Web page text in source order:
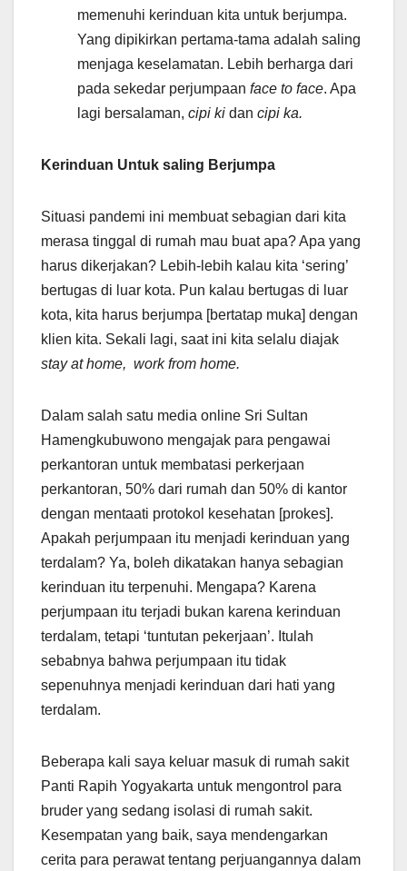
memenuhi kerinduan kita untuk berjumpa.
Yang dipikirkan pertama-tama adalah saling
menjaga keselamatan. Lebih berharga dari
pada sekedar perjumpaan face to face. Apa
lagi bersalaman, cipi ki dan cipi ka.
Kerinduan Untuk saling Berjumpa
Situasi pandemi ini membuat sebagian dari kita
merasa tinggal di rumah mau buat apa? Apa yang
harus dikerjakan? Lebih-lebih kalau kita ‘sering’
bertugas di luar kota. Pun kalau bertugas di luar
kota, kita harus berjumpa [bertatap muka] dengan
klien kita. Sekali lagi, saat ini kita selalu diajak
stay at home, work from home.
Dalam salah satu media online Sri Sultan
Hamengkubuwono mengajak para pengawai
perkantoran untuk membatasi perkerjaan
perkantoran, 50% dari rumah dan 50% di kantor
dengan mentaati protokol kesehatan [prokes].
Apakah perjumpaan itu menjadi kerinduan yang
terdalam? Ya, boleh dikatakan hanya sebagian
kerinduan itu terpenuhi. Mengapa? Karena
perjumpaan itu terjadi bukan karena kerinduan
terdalam, tetapi ‘tuntutan pekerjaan’. Itulah
sebabnya bahwa perjumpaan itu tidak
sepenuhnya menjadi kerinduan dari hati yang
terdalam.
Beberapa kali saya keluar masuk di rumah sakit
Panti Rapih Yogyakarta untuk mengontrol para
bruder yang sedang isolasi di rumah sakit.
Kesempatan yang baik, saya mendengarkan
cerita para perawat tentang perjuangannya dalam